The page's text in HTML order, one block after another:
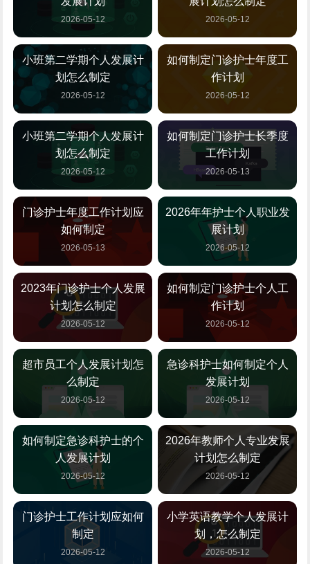
2026-05-12 2026-05-12
小班第二学期个人发展计
划怎么制定
2026-05-12
如何制定门诊护士年度工
作计划
2026-05-12
小班第二学期个人发展计
划怎么制定
2026-05-12
如何制定门诊护士长季度
工作计划
2026-05-13
门诊护士年度工作计划应
如何制定
2026-05-13
2026年年护士个人职业发
展计划
2026-05-12
2023年门诊护士个人发展
计划怎么制定
2026-05-12
如何制定门诊护士个人工
作计划
2026-05-12
超市员工个人发展计划怎
么制定
2026-05-12
急诊科护士如何制定个人
发展计划
2026-05-12
如何制定急诊科护士的个
人发展计划
2026-05-12
2026年教师个人专业发展
计划怎么制定
2026-05-12
门诊护士工作计划应如何
制定
2026-05-12
小学英语教学个人发展计
划，怎么制定
2026-05-12